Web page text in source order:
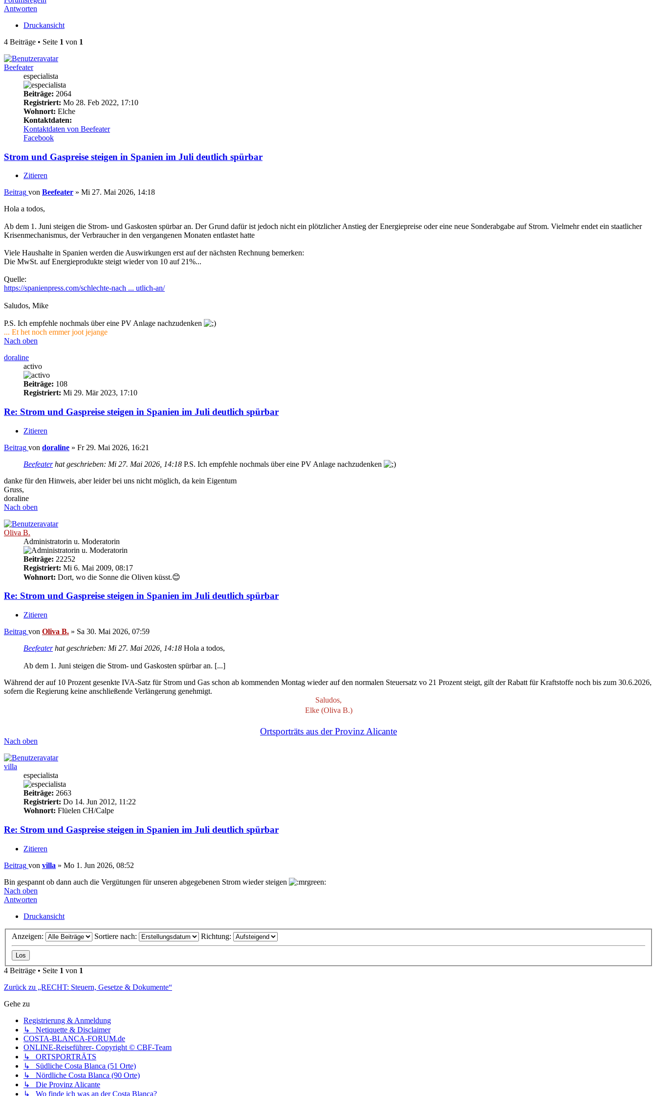
Antworten
Druckansicht
4 Beiträge • Seite 1 von 1
Beefeater
especialista
Beiträge: 2064
Registriert: Mo 28. Feb 2022, 17:10
Wohnort: Elche
Kontaktdaten:
Kontaktdaten von Beefeater
Facebook
Strom und Gaspreise steigen in Spanien im Juli deutlich spürbar
Zitieren
Beitrag von Beefeater » Mi 27. Mai 2026, 14:18
Hola a todos,
Ab dem 1. Juni steigen die Strom- und Gaskosten spürbar an. Der Grund dafür ist jedoch nicht ein plötzlicher Anstieg der Energiepreise oder eine neue Sonderabgabe auf Strom. Vielmehr endet ein staatlicher
Krisenmechanismus, der Verbraucher in den vergangenen Monaten entlastet hatte
Viele Haushalte in Spanien werden die Auswirkungen erst auf der nächsten Rechnung bemerken:
Die MwSt. auf Energieprodukte steigt wieder von 10 auf 21%...
Quelle:
https://spanienpress.com/schlechte-nach ... utlich-an/
Saludos, Mike
P.S. Ich empfehle nochmals über eine PV Anlage nachzudenken
... Et het noch emmer joot jejange
Nach oben
doraline
activo
Beiträge: 108
Registriert: Mi 29. Mär 2023, 17:10
Re: Strom und Gaspreise steigen in Spanien im Juli deutlich spürbar
Zitieren
Beitrag von doraline » Fr 29. Mai 2026, 16:21
Beefeaterhat geschrieben: Mi 27. Mai 2026, 14:18 P.S. Ich empfehle nochmals über eine PV Anlage nachzudenken
danke für den Hinweis, aber leider bei uns nicht möglich, da kein Eigentum
Gruss,
doraline
Nach oben
Oliva B.
Administratorin u. Moderatorin
Beiträge: 22252
Registriert: Mi 6. Mai 2009, 08:17
Wohnort: Dort, wo die Sonne die Oliven küsst.😊
Re: Strom und Gaspreise steigen in Spanien im Juli deutlich spürbar
Zitieren
Beitrag von Oliva B. » Sa 30. Mai 2026, 07:59
Beefeaterhat geschrieben: Mi 27. Mai 2026, 14:18 Hola a todos,
Ab dem 1. Juni steigen die Strom- und Gaskosten spürbar an. [...]
Während der auf 10 Prozent gesenkte IVA-Satz für Strom und Gas schon ab kommenden Montag wieder auf den normalen Steuersatz vo 21 Prozent steigt, gilt der Rabatt für Kraftstoffe noch bis zum 30.6.2026,
sofern die Regierung keine anschließende Verlängerung genehmigt.
Saludos,
Elke (Oliva B.)
Ortsporträts aus der Provinz Alicante
Nach oben
villa
especialista
Beiträge: 2663
Registriert: Do 14. Jun 2012, 11:22
Wohnort: Flüelen CH/Calpe
Re: Strom und Gaspreise steigen in Spanien im Juli deutlich spürbar
Zitieren
Beitrag von villa » Mo 1. Jun 2026, 08:52
Bin gespannt ob dann auch die Vergütungen für unseren abgegebenen Strom wieder steigen
Nach oben
Antworten
Druckansicht
Anzeigen: Sortiere nach: Richtung:
4 Beiträge • Seite 1 von 1
Zurück zu „RECHT: Steuern, Gesetze & Dokumente“
Gehe zu
Registrierung & Anmeldung
↳ Netiquette & Disclaimer
COSTA-BLANCA-FORUM.de
ONLINE-Reiseführer- Copyright © CBF-Team
↳ ORTSPORTRÄTS
↳ Südliche Costa Blanca (51 Orte)
↳ Nördliche Costa Blanca (90 Orte)
↳ Die Provinz Alicante
↳ Wo finde ich was an der Costa Blanca?